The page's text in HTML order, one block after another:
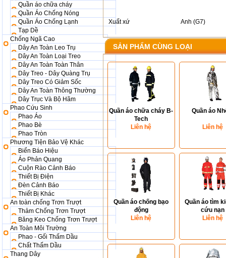
Quần áo chữa cháy
Quần Áo Chống Nóng
Quần Áo Chống Lạnh
Tạp Dề
Chống Ngã Cao
Dây An Toàn Leo Trụ
Dây An Toàn Loại Treo
Dây An Toàn Toàn Thân
Dây Treo - Dây Quàng Trụ
Dây Treo Có Giảm Sốc
Dây An Toàn Thông Thường
Dây Trục Và Bộ Hãm
Phao Cứu Sinh
Phao Áo
Phao Bè
Phao Tròn
Phương Tiện Bảo Vệ Khác
Biển Báo Hiệu
Áo Phản Quang
Cuộn Rào Cảnh Báo
Thiết Bị Điện
Đèn Cảnh Báo
Thiết Bị Khác
An toàn chống Trơn Trượt
Thảm Chống Trơn Trượt
Băng Keo Chống Trơn Trượt
An Toàn Môi Trường
Phao - Gối Thấm Dầu
Chất Thấm Dầu
Thang Dây
Xuất xứ Anh (G7)
SẢN PHẨM CÙNG LOẠI
Quần áo chữa cháy B-
Tech
Liên hệ
Quần áo
Liên hệ
Quần áo chống bạo
động
Liên hệ
Quần áo tìm
cứu nạn
Liên hệ